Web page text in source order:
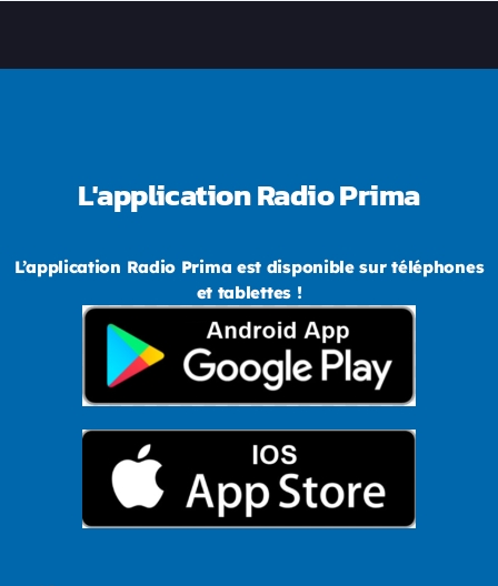
L'application Radio Prima
L’application Radio Prima est disponible sur téléphones
et tablettes !